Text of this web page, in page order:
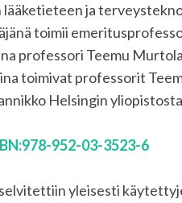
ja
toimii
professori Teemu
toimivat professorit
Helsingin
952-03-3523-6
yleisesti